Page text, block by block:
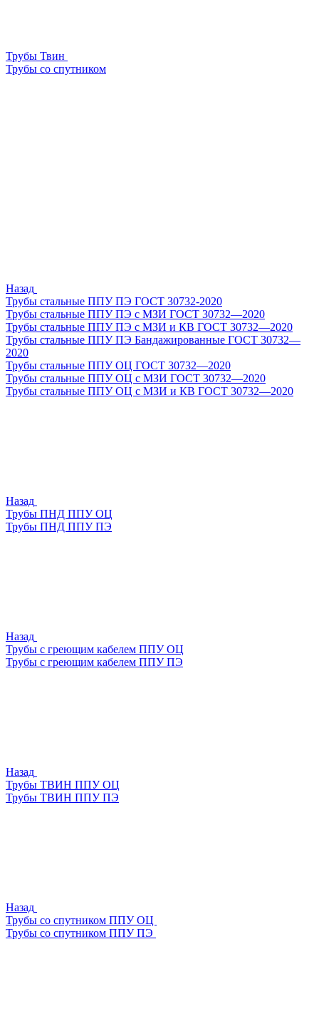
Трубы Твин
Трубы со спутником
Назад
Трубы стальные ППУ ПЭ ГОСТ 30732-2020
Трубы стальные ППУ ПЭ с МЗИ ГОСТ 30732—2020
Трубы стальные ППУ ПЭ с МЗИ и КВ ГОСТ 30732—2020
Трубы стальные ППУ ПЭ Бандажированные ГОСТ 30732—
2020
Трубы стальные ППУ ОЦ ГОСТ 30732—2020
Трубы стальные ППУ ОЦ с МЗИ ГОСТ 30732—2020
Трубы стальные ППУ ОЦ с МЗИ и КВ ГОСТ 30732—2020
Назад
Трубы ПНД ППУ ОЦ
Трубы ПНД ППУ ПЭ
Назад
Трубы с греющим кабелем ППУ ОЦ
Трубы с греющим кабелем ППУ ПЭ
Назад
Трубы ТВИН ППУ ОЦ
Трубы ТВИН ППУ ПЭ
Назад
Трубы со спутником ППУ ОЦ
Трубы со спутником ППУ ПЭ